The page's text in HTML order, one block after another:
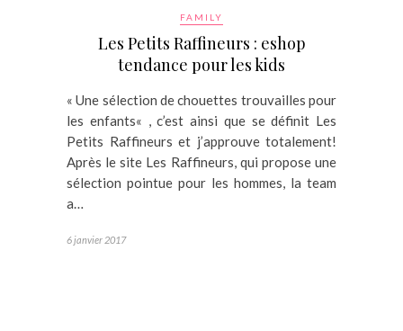
FAMILY
Les Petits Raffineurs : eshop
tendance pour les kids
« Une sélection de chouettes trouvailles pour
les enfants« , c’est ainsi que se définit Les
Petits Raffineurs et j’approuve totalement!
Après le site Les Raffineurs, qui propose une
sélection pointue pour les hommes, la team
a…
6 janvier 2017